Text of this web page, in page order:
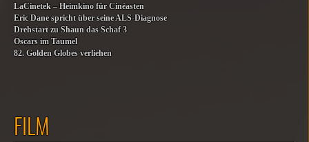
LaCinetek – Heimkino für Cinéasten
Eric Dane spricht über seine ALS-Diagnose
Drehstart zu Shaun das Schaf 3
Oscars im Taumel
82. Golden Globes verliehen
FILM